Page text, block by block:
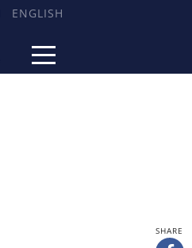
ENGLISH